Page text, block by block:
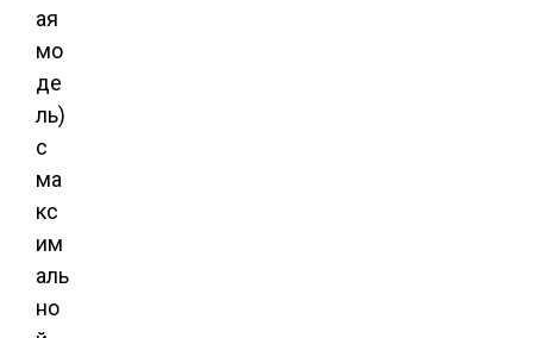
ая
мо
де
ль)
с
ма
кс
им
аль
но